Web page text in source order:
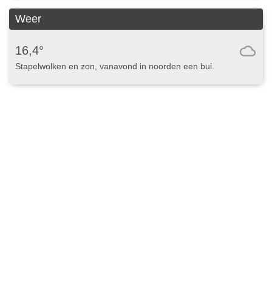
Weer
16,4°
Stapelwolken en zon, vanavond in noorden een bui